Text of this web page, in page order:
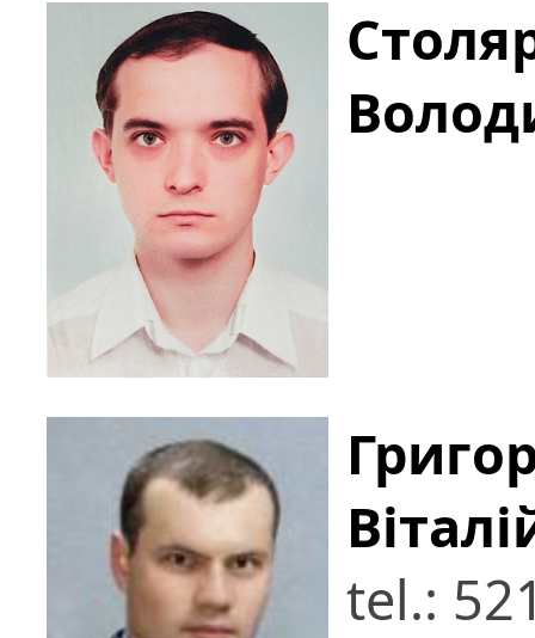
tel.: